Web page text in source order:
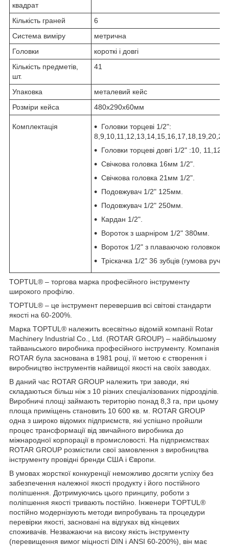
квадрат
Кількість граней
6
Система виміру
метрична
Головки
короткі і довгі
Кількість предметів,
шт.
41
Упаковка
металевий кейс
Розміри кейса
480х290х60мм
Комплектація
Головки торцеві 1/2":
Головки торцеві довгі 1/2" :10,
Свічкова головка 16мм 1/2".
Свічкова головка 21мм 1/2".
Подовжувач 1/2" 125мм.
Подовжувач 1/2" 250мм.
Кардан 1/2".
Вороток з шарніром 1/2" 380мм.
Вороток 1/2" з плаваючою головкою
Тріскачка 1/2" 36 зубців (гумова
TOPTUL® – торгова марка професійного інструменту
широкого профілю.
TOPTUL® – це інструмент перевершив всі світові стандарти
якості на 60-200%.
Марка TOPTUL® належить всесвітньо відомій компанії Rotar
Machinery Industrial Co., Ltd. (ROTAR GROUP) – найбільшому
тайваньського виробника професійного інструменту. Компанія
ROTAR була заснована в 1981 році, її метою є створення і
виробництво інструментів найвищої якості на своїх заводах.
В даний час ROTAR GROUP належить три заводи, які
складаються більш ніж з 10 різних спеціалізованих підрозділів.
Виробничі площі займають територію понад 8,3 га, при цьому
площа приміщень становить 10 600 кв. м. ROTAR GROUP
одна з широко відомих підприємств, які успішно пройшли
процес трансформації від звичайного виробника до
міжнародної корпорації в промисловості. На підприємствах
ROTAR GROUP розмістили свої замовлення з виробництва
інструменту провідні бренди США і Європи.
В умовах жорсткої конкуренції неможливо досягти успіху без
забезпечення належної якості продукту і його постійного
поліпшення. Дотримуючись цього принципу, роботи з
поліпшення якості тривають постійно. Інженери TOPTUL®
постійно модернізують методи випробувань та процедури
перевірки якості, засновані на відгуках від кінцевих
споживачів. Незважаючи на високу якість інструменту
(перевищення вимог міцності DIN і ANSI 60-200%), він має